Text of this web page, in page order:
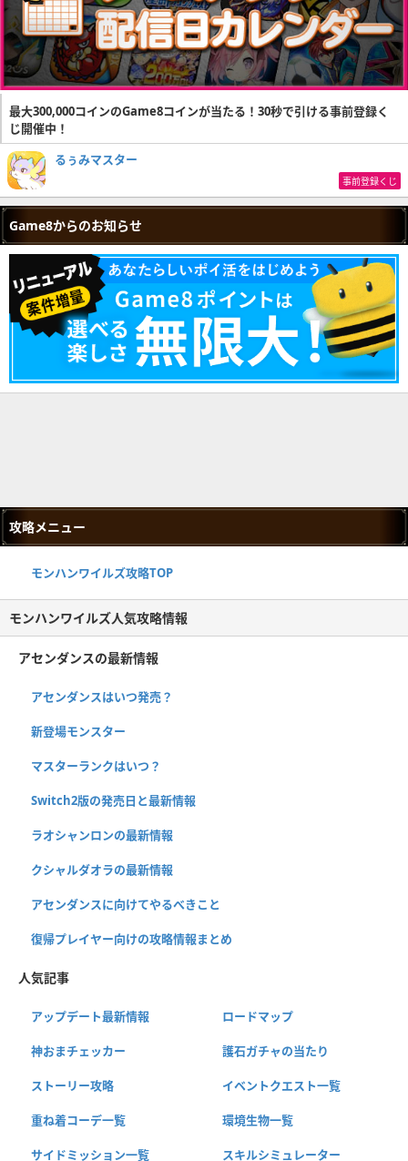
最大300,000コインのGame8コインが当たる！30秒で引ける事前登録く
じ開催中！
るぅみマスター
事前登録くじ
Game8からのお知らせ
攻略メニュー
モンハンワイルズ攻略TOP
モンハンワイルズ人気攻略情報
アセンダンスの最新情報
アセンダンスはいつ発売？
新登場モンスター
マスターランクはいつ？
Switch2版の発売日と最新情報
ラオシャンロンの最新情報
クシャルダオラの最新情報
アセンダンスに向けてやるべきこと
復帰プレイヤー向けの攻略情報まとめ
人気記事
アップデート最新情報 ロードマップ
神おまチェッカー 護石ガチャの当たり
ストーリー攻略 イベントクエスト一覧
重ね着コーデ一覧 環境生物一覧
サイドミッション一覧 スキルシミュレーター